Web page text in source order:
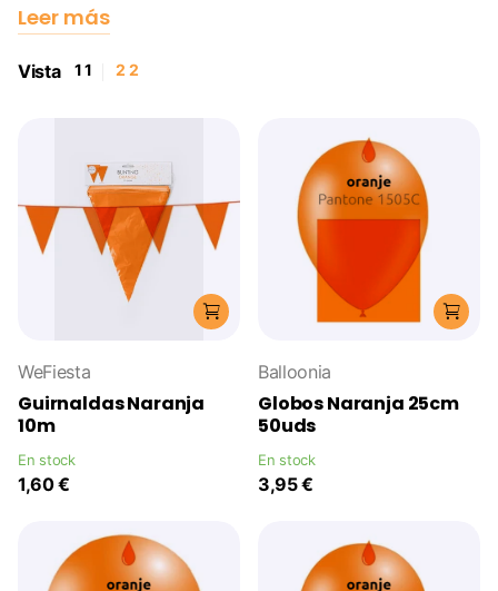
Leer más
Vista 11 2 2
WeFiesta
Guirnaldas Naranja
10m
En stock
1,60 €
Balloonia
Globos Naranja 25cm
50uds
En stock
3,95 €